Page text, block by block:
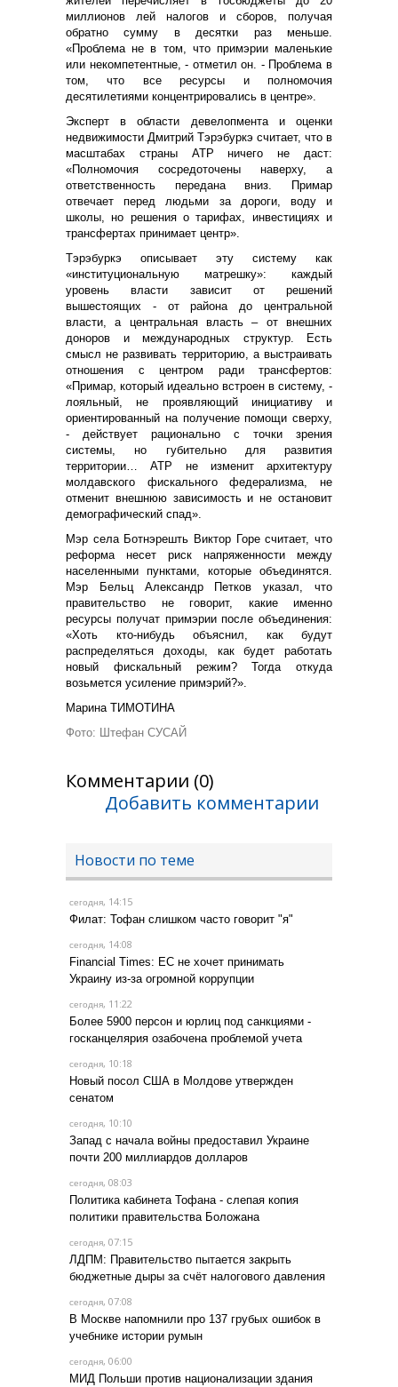
миллионов лей налогов и сборов, получая
обратно сумму в десятки раз меньше.
«Проблема не в том, что примэрии маленькие
или некомпетентные, - отметил он. - Проблема в
том, что все ресурсы и полномочия
десятилетиями концентрировались в центре».
Эксперт в области девелопмента и оценки
недвижимости Дмитрий Тэрэбуркэ считает, что в
масштабах страны АТР ничего не даст:
«Полномочия сосредоточены наверху, а
ответственность передана вниз. Примар
отвечает перед людьми за дороги, воду и
школы, но решения о тарифах, инвестициях и
трансфертах принимает центр».
Тэрэбуркэ описывает эту систему как
«институциональную матрешку»: каждый
уровень власти зависит от решений
вышестоящих - от района до центральной
власти, а центральная власть – от внешних
доноров и международных структур. Есть
смысл не развивать территорию, а выстраивать
отношения с центром ради трансфертов:
«Примар, который идеально встроен в систему, -
лояльный, не проявляющий инициативу и
ориентированный на получение помощи сверху,
- действует рационально с точки зрения
системы, но губительно для развития
территории… АТР не изменит архитектуру
молдавского фискального федерализма, не
отменит внешнюю зависимость и не остановит
демографический спад».
Мэр села Ботнэрешть Виктор Горе считает, что
реформа несет риск напряженности между
населенными пунктами, которые объединятся.
Мэр Бельц Александр Петков указал, что
правительство не говорит, какие именно
ресурсы получат примэрии после объединения:
«Хоть кто-нибудь объяснил, как будут
распределяться доходы, как будет работать
новый фискальный режим? Тогда откуда
возьмется усиление примэрий?».
Марина ТИМОТИНА
Фото: Штефан СУСАЙ
Комментарии (0)
Добавить комментарии
Новости по теме
сегодня, 14:15
Филат: Тофан слишком часто говорит "я"
сегодня, 14:08
Financial Times: ЕС не хочет принимать
Украину из-за огромной коррупции
сегодня, 11:22
Более 5900 персон и юрлиц под санкциями -
госканцелярия озабочена проблемой учета
сегодня, 10:18
Новый посол США в Молдове утвержден
сенатом
сегодня, 10:10
Запад с начала войны предоставил Украине
почти 200 миллиардов долларов
сегодня, 08:03
Политика кабинета Тофана - слепая копия
политики правительства Боложана
сегодня, 07:15
ЛДПМ: Правительство пытается закрыть
бюджетные дыры за счёт налогового давления
сегодня, 07:08
В Москве напомнили про 137 грубых ошибок в
учебнике истории румын
сегодня, 06:00
МИД Польши против национализации здания